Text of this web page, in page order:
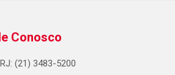
Conosco
RJ: (21) 3483-5200